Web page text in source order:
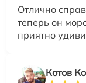
Отлично
теперь он
приятно
Котов